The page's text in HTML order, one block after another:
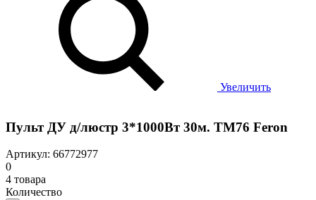
Увеличить
Пульт ДУ д/люстр 3*1000Вт 30м. TM76 Feron
Артикул: 66772977
0
4 товара
Количество